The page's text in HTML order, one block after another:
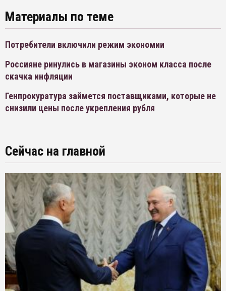
Материалы по теме
Потребители включили режим экономии
Россияне ринулись в магазины эконом класса после
скачка инфляции
Генпрокуратура займется поставщиками, которые не
снизили цены после укрепления рубля
Сейчас на главной